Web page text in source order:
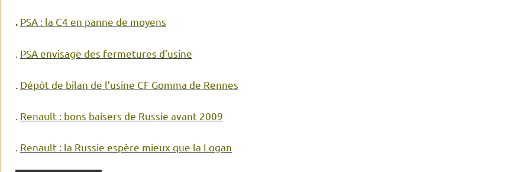
. PSA : la C4 en panne de moyens
PSA envisage des fermetures d’usine
Dépôt de bilan de l’usine CF Gomma de Rennes
Renault : bons baisers de Russie avant 2009
Renault : la Russie espère mieux que la Logan